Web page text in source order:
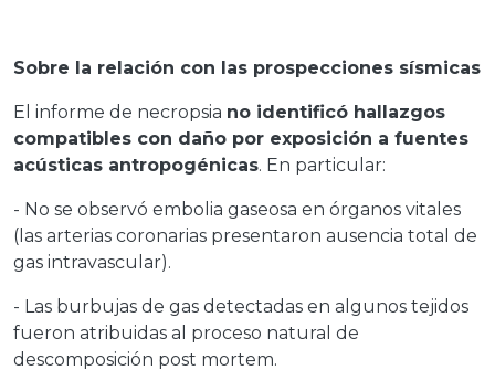
Sobre la relación con las prospecciones sísmicas
El informe de necropsia no identificó hallazgos
compatibles con daño por exposición a fuentes
acústicas antropogénicas. En particular:
- No se observó embolia gaseosa en órganos vitales
(las arterias coronarias presentaron ausencia total de
gas intravascular).
- Las burbujas de gas detectadas en algunos tejidos
fueron atribuidas al proceso natural de
descomposición post mortem.